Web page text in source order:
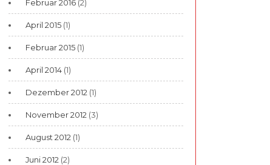
Februar 2016 (2)
April 2015 (1)
Februar 2015 (1)
April 2014 (1)
Dezember 2012 (1)
November 2012 (3)
August 2012 (1)
Juni 2012 (2)